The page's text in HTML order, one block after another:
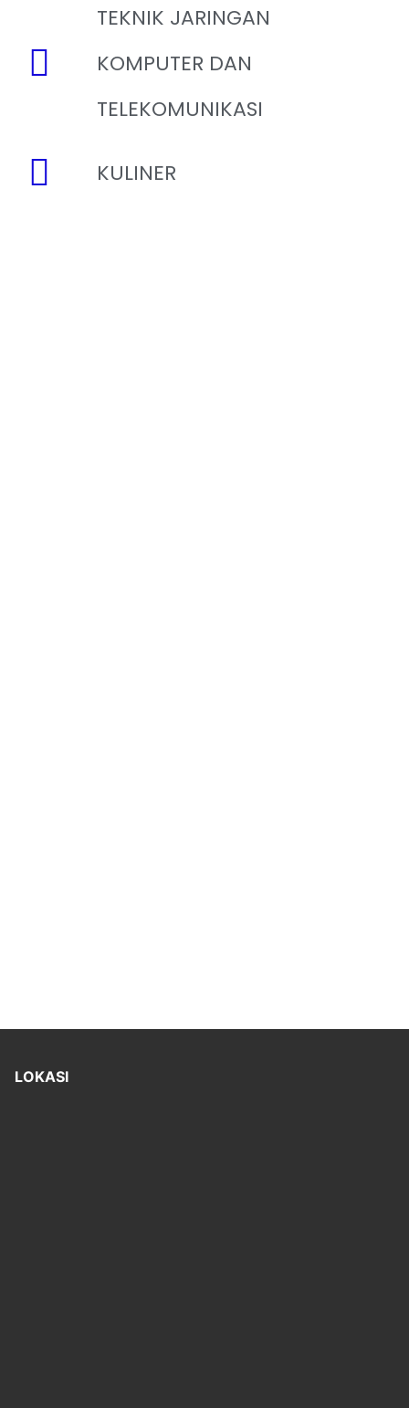
TEKNIK JARINGAN
KOMPUTER DAN
TELEKOMUNIKASI
KULINER
LOKASI